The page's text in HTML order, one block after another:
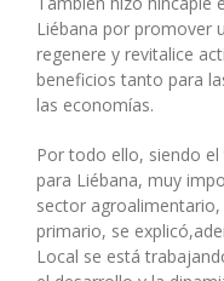
Liébana por promover
regenere y revitalice
beneficios tanto para
las economías.
Por todo ello, siendo
para Liébana, muy
sector
primario, se
Local se está